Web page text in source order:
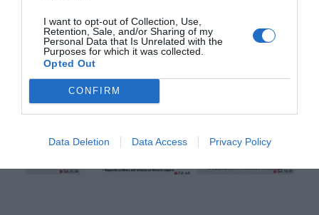
I want to opt-out of Collection, Use,
Retention, Sale, and/or Sharing of my
Personal Data that Is Unrelated with the
Purposes for which it was collected.
Opted Out
CONFIRM
Data Deletion Data Access Privacy Policy